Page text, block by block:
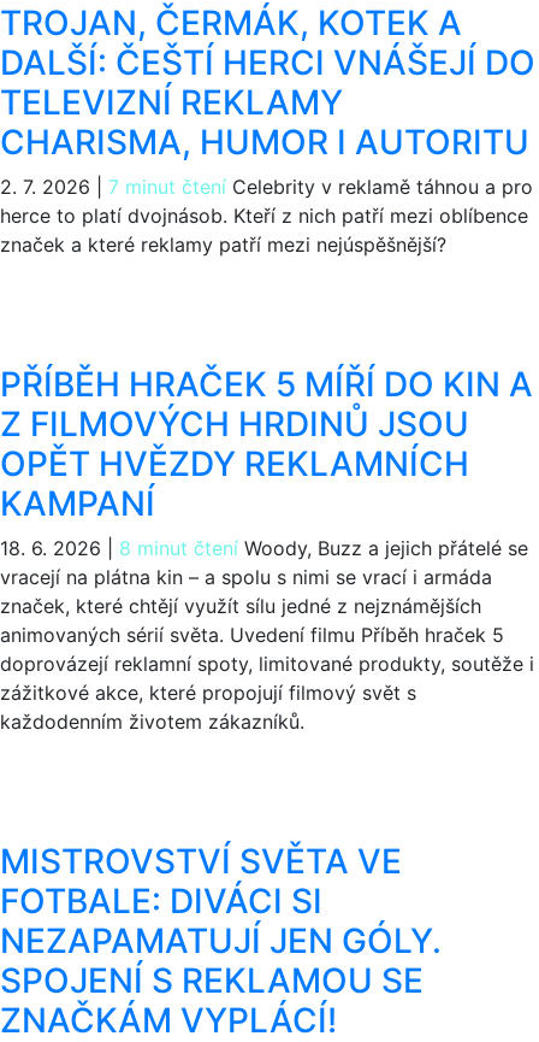
TROJAN, ČERMÁK, KOTEK A
DALŠÍ: ČEŠTÍ HERCI VNÁŠEJÍ DO
TELEVIZNÍ REKLAMY
CHARISMA, HUMOR I AUTORITU
2. 7. 2026 7 minut čtení Celebrity v reklamě táhnou a pro
herce to platí dvojnásob. Kteří z nich patří mezi oblíbence
značek a které reklamy patří mezi nejúspěšnější?
PŘÍBĚH HRAČEK 5 MÍŘÍ DO KIN A
Z FILMOVÝCH HRDINŮ JSOU
OPĚT HVĚZDY REKLAMNÍCH
KAMPANÍ
18. 6. 2026 8 minut čtení Woody, Buzz a jejich přátelé se
vracejí na plátna kin – a spolu s nimi se vrací i armáda
značek, které chtějí využít sílu jedné z nejznámějších
animovaných sérií světa. Uvedení filmu Příběh hraček 5
doprovázejí reklamní spoty, limitované produkty, soutěže i
zážitkové akce, které propojují filmový svět s
každodenním životem zákazníků.
MISTROVSTVÍ SVĚTA VE
FOTBALE: DIVÁCI SI
NEZAPAMATUJÍ JEN GÓLY.
SPOJENÍ S REKLAMOU SE
ZNAČKÁM VYPLÁCÍ!